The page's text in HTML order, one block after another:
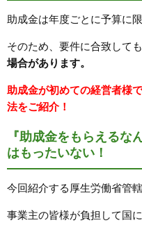
助成金は年度ごとに予算に
そのため、要件に合致しても
場合があります。
助成金が初めての経営者様
法をご紹介！
『助成金をもらえるな
はもったいない！
今回紹介する厚生労働省管轄
事業主の皆様が負担して国